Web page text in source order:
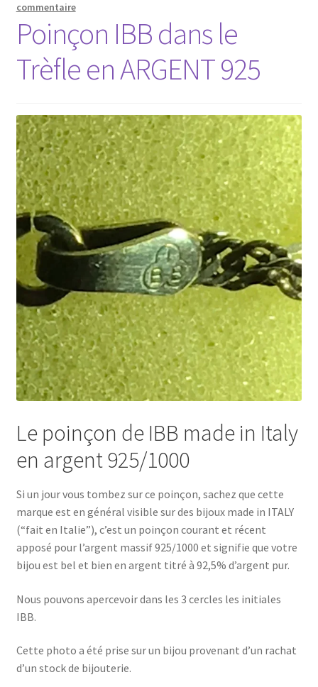
commentaire
Poinçon IBB dans le
Trèfle en ARGENT 925
Le poinçon de IBB made in Italy
en argent 925/1000
Si un jour vous tombez sur ce poinçon, sachez que cette
marque est en général visible sur des bijoux made in ITALY
(“fait en Italie”), c’est un poinçon courant et récent
apposé pour l’argent massif 925/1000 et signifie que votre
bijou est bel et bien en argent titré à 92,5% d’argent pur.
Nous pouvons apercevoir dans les 3 cercles les initiales
IBB.
Cette photo a été prise sur un bijou provenant d’un rachat
d’un stock de bijouterie.